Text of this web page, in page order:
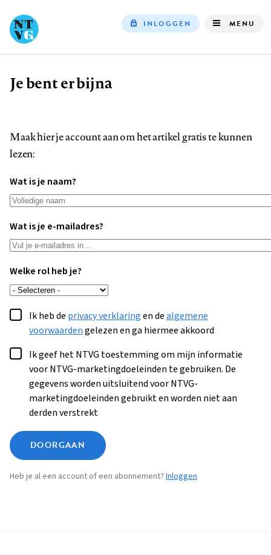
INLOGGEN MENU
Kruimelpad
Je bent er bijna
Maak hier je account aan om het artikel gratis te kunnen
lezen:
Wat is je naam?
Wat is je e-mailadres?
Welke rol heb je?
Ik heb de privacy verklaringen dealgemene
voorwaardengelezen en ga hiermee akkoord
Ik geef het NTVG toestemming om mijn informatie
voor NTVG-marketingdoeleinden te gebruiken. De
gegevens worden uitsluitend voor NTVG-
marketingdoeleinden gebruikt en worden niet aan
derden verstrekt
DOORGAAN
Heb je al een account of een abonnement? Inloggen